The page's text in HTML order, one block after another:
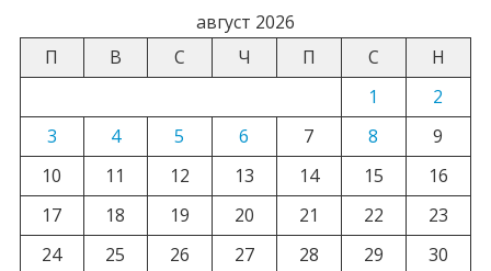
август 2026
П
В С Ч П С
Н
1
2
3
4 5 6 7 8
9
10
11 12 13 14 15
16
17
18 19 20 21 22
23
24
25 26 27 28 29
30